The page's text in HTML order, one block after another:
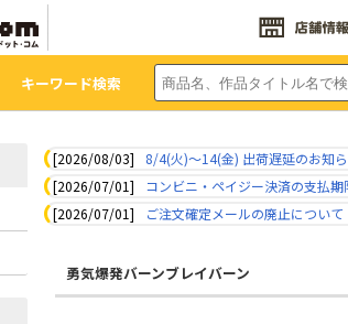
キーワード検索
[2026/08/03]
8/4(火)～14(金) 出荷遅延のお知
[2026/07/01]
コンビニ・ペイジー決済の支払
[2026/07/01]
ご注文確定メールの廃止について
勇気爆発バーンブレイバーン